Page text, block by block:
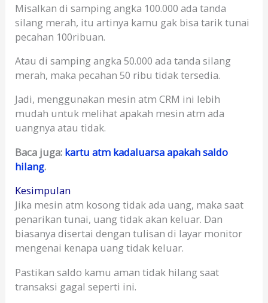
Misalkan di samping angka 100.000 ada tanda
silang merah, itu artinya kamu gak bisa tarik tunai
pecahan 100ribuan.
Atau di samping angka 50.000 ada tanda silang
merah, maka pecahan 50 ribu tidak tersedia.
Jadi, menggunakan mesin atm CRM ini lebih
mudah untuk melihat apakah mesin atm ada
uangnya atau tidak.
Baca juga: kartu atm kadaluarsa apakah saldo
hilang.
Kesimpulan
Jika mesin atm kosong tidak ada uang, maka saat
penarikan tunai, uang tidak akan keluar. Dan
biasanya disertai dengan tulisan di layar monitor
mengenai kenapa uang tidak keluar.
Pastikan saldo kamu aman tidak hilang saat
transaksi gagal seperti ini.